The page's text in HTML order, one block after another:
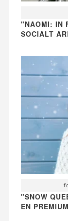
"NAOMI: IN
SOCIALT
"SNOW
EN